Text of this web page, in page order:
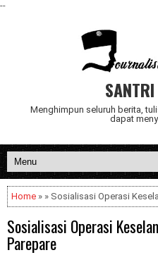
--
Menghimpun seluruh berita,
dapat
Home » » Sosialisasi Operasi
Sosialisasi Operasi
Parepare